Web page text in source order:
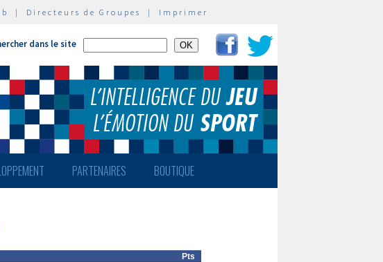
| Directeurs de Groupes | Imprimer
dans le site
PARTENAIRES BOUTIQUE
Pts